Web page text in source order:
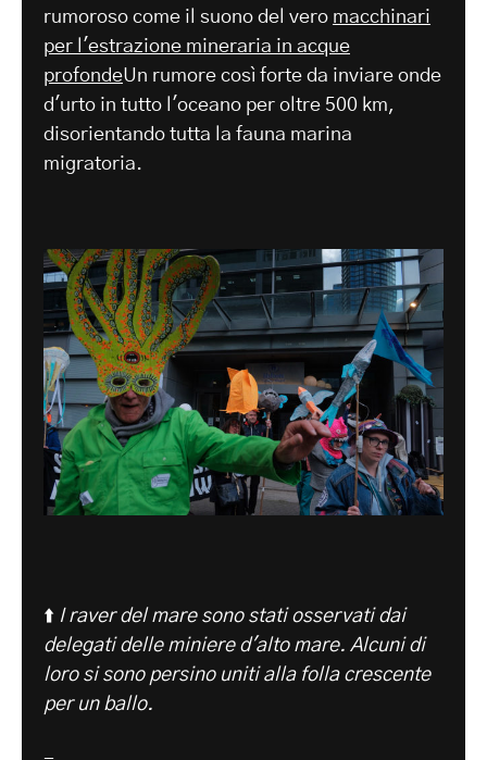
rumoroso come il suono del vero macchinari
per l'estrazione mineraria in acque
profondeUn rumore così forte da inviare onde
d'urto in tutto l'oceano per oltre 500 km,
disorientando tutta la fauna marina
migratoria.
⬆️ I raver del mare sono stati osservati dai
delegati delle miniere d'alto mare. Alcuni di
loro si sono persino uniti alla folla crescente
per un ballo.